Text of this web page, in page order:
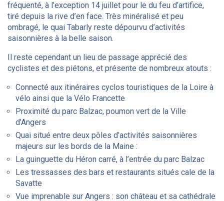
fréquenté, à l’exception 14 juillet pour le du feu d’artifice,
tiré depuis la rive d’en face. Très minéralisé et peu
ombragé, le quai Tabarly reste dépourvu d’activités
saisonnières à la belle saison.
Il reste cependant un lieu de passage apprécié des
cyclistes et des piétons, et présente de nombreux atouts :
Connecté aux itinéraires cyclos touristiques de la Loire à
vélo ainsi que la Vélo Francette
Proximité du parc Balzac, poumon vert de la Ville
d’Angers
Quai situé entre deux pôles d’activités saisonnières
majeurs sur les bords de la Maine :
La guinguette du Héron carré, à l’entrée du parc Balzac
Les tressasses des bars et restaurants situés cale de la
Savatte
Vue imprenable sur Angers : son château et sa cathédrale